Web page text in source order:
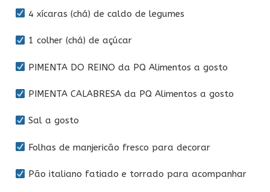
4 xícaras (chá) de caldo de legumes
1 colher (chá) de açúcar
PIMENTA DO REINO da PQ Alimentos a gosto
PIMENTA CALABRESA da PQ Alimentos a gosto
Sal a gosto
Folhas de manjericão fresco para decorar
Pão italiano fatiado e torrado para acompanhar